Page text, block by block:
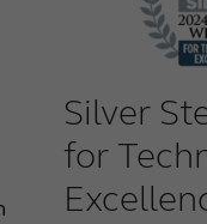
Silver
for